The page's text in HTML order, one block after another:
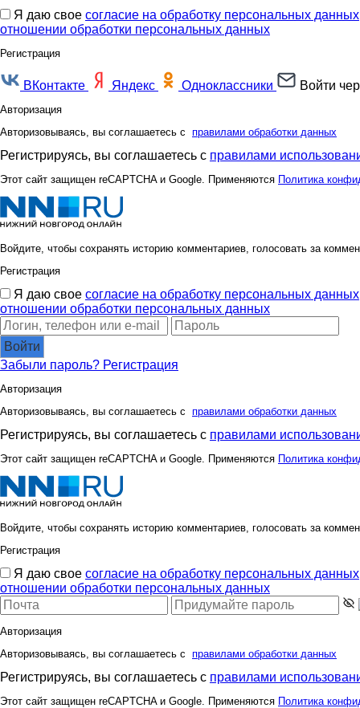
Я даю свое согласие на обработку персональных данных
отношении обработки персональных данных
Регистрация
ВКонтакте Яндекс Одноклассники Войти
Авторизация
Авторизовываясь, вы соглашаетесь с правилами обработки данных
Регистрируясь, вы соглашаетесь с правилами
Этот сайт защищен reCAPTCHA и Google. Применяются Политика
Войдите, чтобы сохранять историю комментариев, голосовать за
Регистрация
Я даю свое согласие на обработку персональных данных
отношении обработки персональных данных
Войти
Забыли пароль? Регистрация
Авторизация
Авторизовываясь, вы соглашаетесь с правилами обработки данных
Регистрируясь, вы соглашаетесь с правилами
Этот сайт защищен reCAPTCHA и Google. Применяются Политика
Войдите, чтобы сохранять историю комментариев, голосовать за
Регистрация
Я даю свое согласие на обработку персональных данных
отношении обработки персональных данных
Авторизация
Авторизовываясь, вы соглашаетесь с правилами обработки данных
Регистрируясь, вы соглашаетесь с правилами
Этот сайт защищен reCAPTCHA и Google. Применяются Политика